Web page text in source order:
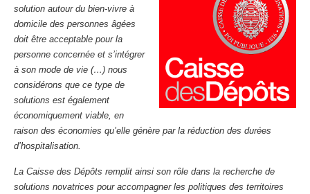
solution autour du bien-vivre à
domicile des personnes âgées
doit être acceptable pour la
personne concernée et s’intégrer
à son mode de vie (…) nous
considérons que ce type de
solutions est également
économiquement viable, en
raison des économies qu’elle génère par la réduction des durées
d’hospitalisation.
La Caisse des Dépôts remplit ainsi son rôle dans la recherche de
solutions novatrices pour accompagner les politiques des territoires